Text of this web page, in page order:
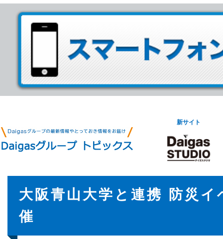
新サイト
大阪青山大学と連携 防災イ
催